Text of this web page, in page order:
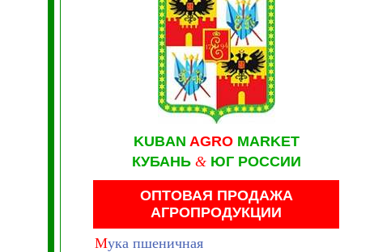
KUBAN AGRO MARKET
КУБАНЬ & ЮГ РОССИИ
ОПТОВАЯ ПРОДАЖА
АГРОПРОДУКЦИИ
Мука пшеничная